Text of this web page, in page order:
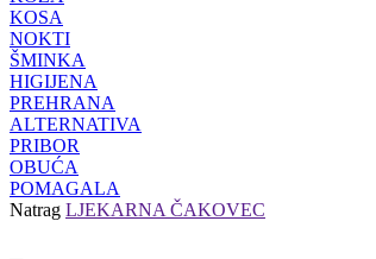
KOSA
NOKTI
ŠMINKA
HIGIJENA
PREHRANA
ALTERNATIVA
PRIBOR
OBUĆA
POMAGALA
Natrag LJEKARNA ČAKOVEC